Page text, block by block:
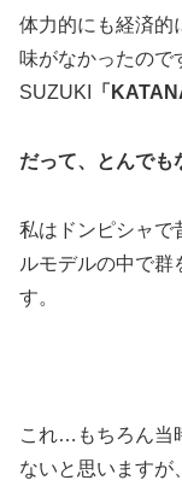
体力的にも経済的
味がなかったので
SUZUKI
「
だって、とんでも
私はドンピシャで
ルモデルの中で群
す。
これ…もちろん当
ないと思いますが